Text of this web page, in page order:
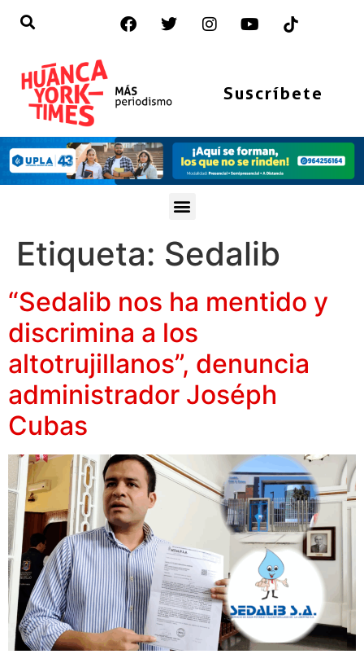
Suscríbete
Etiqueta: Sedalib
“Sedalib nos ha mentido y
discrimina a los
altotrujillanos”, denuncia
administrador Joséph
Cubas